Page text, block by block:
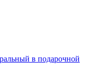
в подарочной